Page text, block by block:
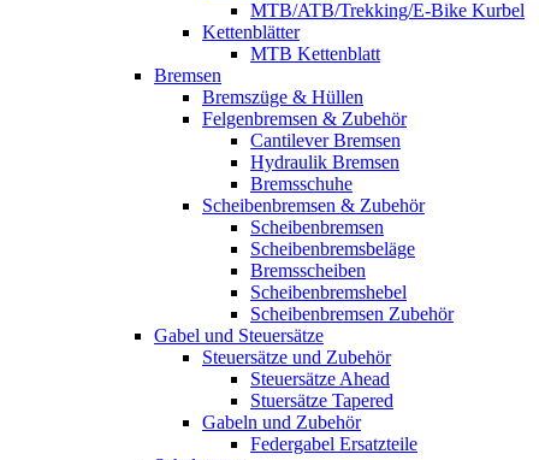
MTB/ATB/Trekking/E-Bike Kurbel
Kettenblätter
MTB Kettenblatt
Bremsen
Bremszüge & Hüllen
Felgenbremsen & Zubehör
Cantilever Bremsen
Hydraulik Bremsen
Bremsschuhe
Scheibenbremsen & Zubehör
Scheibenbremsen
Scheibenbremsbeläge
Bremsscheiben
Scheibenbremshebel
Scheibenbremsen Zubehör
Gabel und Steuersätze
Steuersätze und Zubehör
Steuersätze Ahead
Stuersätze Tapered
Gabeln und Zubehör
Federgabel Ersatzteile